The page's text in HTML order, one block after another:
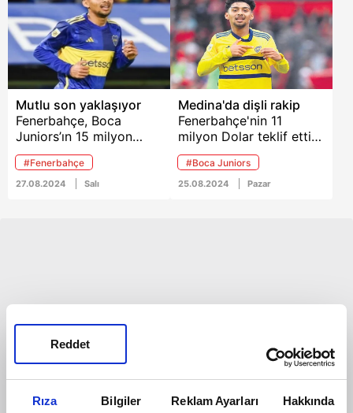
Rıza Bilgiler Reklam Ayarları Hakkında
Reddet
Mutlu son yaklaşıyor
Fenerbahçe, Boca
Juniors’ın 15 milyon
Dolar talep ettiği
Arjantinli orta saha için
teklifini 12 milyon
#Fenerbahçe
27.08.2024 Salı
Medina'da dişli rakip
Fenerbahçe'nin 11
milyon Dolar teklif ettiği
Boca Juniors'ın 22
yaşındaki Arjantinli orta
sahası Cristian Medina
#Boca Juniors
25.08.2024 Pazar